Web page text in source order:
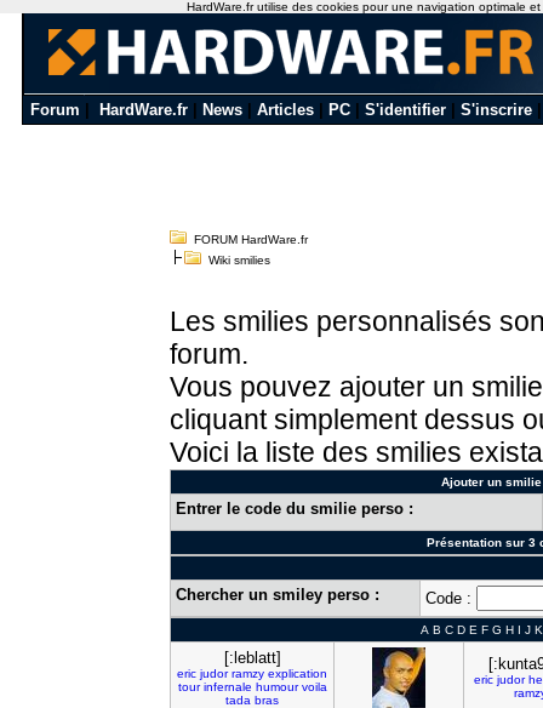
Forum HardWare.fr News Articles PC S'identifier S'inscrire
FORUM HardWare.fr
Wiki smilies
Les smilies personnalisés
forum.
Vous pouvez ajouter un
cliquant simplement dessus
Voici la liste des smilies
Ajouter un
Entrer le code du smilie perso :
Présentation sur 3
Chercher un smiley perso : Code :
A B C D E F G H I J K
[:leblatt]
eric judor ramzy explication
tour infernale humour voila
tada bras
eric judor
HardWare.fr utilise des cookies pour une navigation optimale